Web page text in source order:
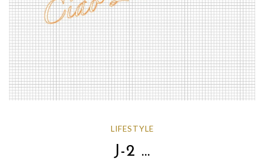
LIFESTYLE
J-2 …